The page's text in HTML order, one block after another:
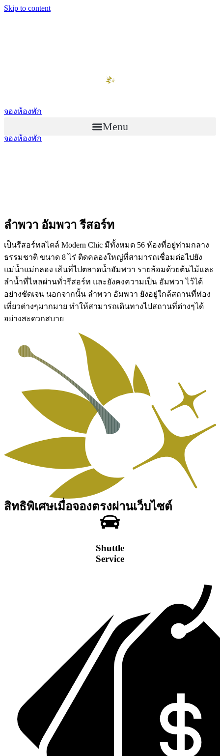
Skip to content
จองห้องพัก
จองห้องพัก
Menu
ลำพวา อัมพวา รีสอร์ท
เป็นรีสอร์ทสไตล์ Modern Chic มีทั้งหมด 56 ห้องที่อยู่ท่ามกลาง
ธรรมชาติ ขนาด 8 ไร่ ติดคลองใหญ่ที่สามารถเชื่อมต่อไปยัง
แม่น้ำแม่กลอง เส้นที่ไปตลาดน้ำอัมพวา รายล้อมด้วยต้นไม้และ
ลำน้ำที่ไหลผ่านทั่วรีสอร์ท และยังคงความเป็น อัมพวา ไว้ได้
อย่างชัดเจน นอกจากนั้น ลำพวา อัมพวา ยังอยู่ใกล้สถานที่ท่อง
เที่ยวต่างๆมากมาย ทำให้สามารถเดินทางไปสถานที่ต่างๆได้
อย่างสะดวกสบาย
สิทธิพิเศษเมื่อจองตรงผ่านเว็บไซต์
Shuttle
Service